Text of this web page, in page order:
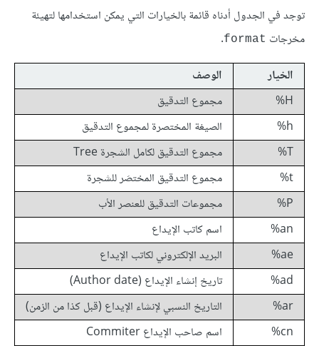
توجد في الجدول أدناه قائمة بالخيارات التي يمكن استخدامها لتهيئة
مخرجات format
.
الخيار
الوصف
H%
مجموع التدقيق
h%
الصيغة المختصرة لمجموع التدقيق
T%
مجموع التدقيق لكامل الشجرة Tree
t%
مجموع التدقيق المختصَر للشجرة
P%
مجموعات التدقيق للعنصر الأب
an%
اسم كاتب الإيداع
ae%
البريد الإلكتروني لكاتب الإيداع
ad%
تاريخ إنشاء الإيداع (Author date)
ar%
التاريخ النسبي لإنشاء الإيداع (قبل كذا من الزمن)
cn%
اسم صاحب الإيداع Commiter